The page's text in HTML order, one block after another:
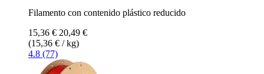
Filamento con contenido plástico reducido
15,36 € 20,49 €
(15,36 € / kg)
4.8 (77)